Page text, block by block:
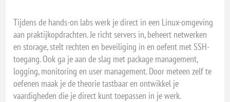
Tijdens de hands-on labs werk je direct in een Linux-omgeving
aan praktijkopdrachten. Je richt servers in, beheert netwerken
en storage, stelt rechten en beveiliging in en oefent met SSH-
toegang. Ook ga je aan de slag met package management,
logging, monitoring en user management. Door meteen zelf te
oefenen maak je de theorie tastbaar en ontwikkel je
vaardigheden die je direct kunt toepassen in je werk.